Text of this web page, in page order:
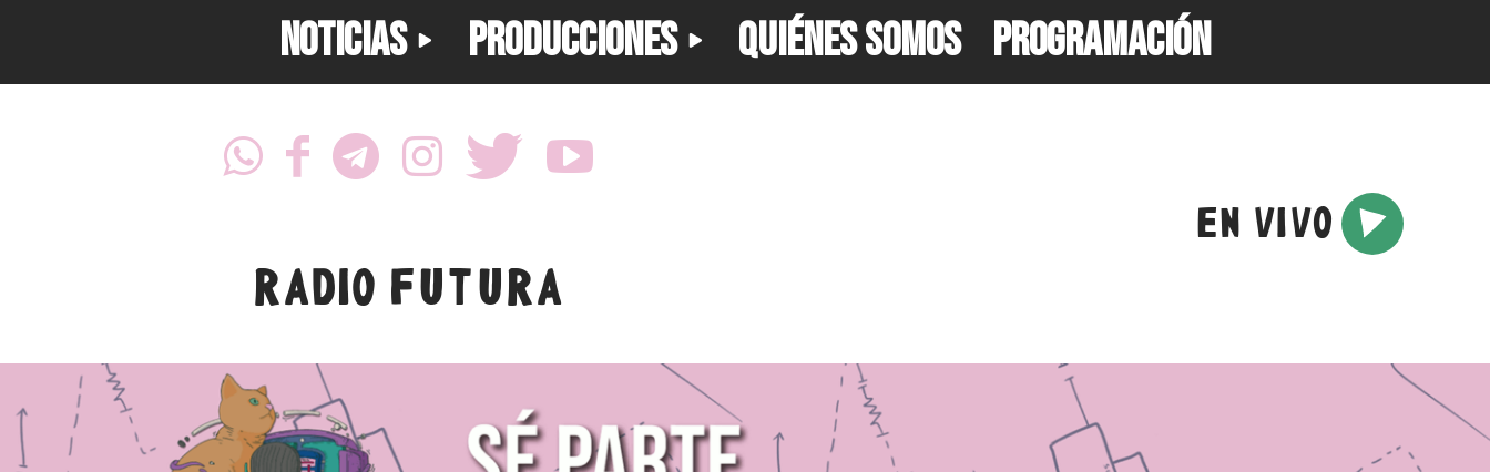
NOTICIAS PRODUCCIONES QUIÉNES SOMOS PROGRAMACIÓN
RADIO FUTURA
EN VIVO